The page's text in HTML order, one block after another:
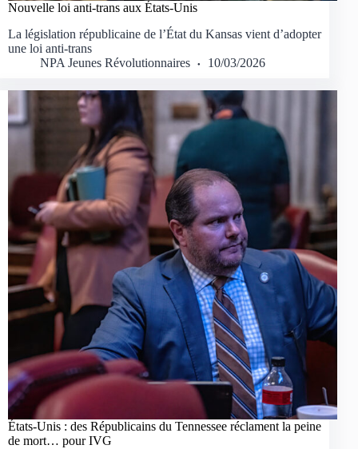
Nouvelle loi anti-trans aux États-Unis
La législation républicaine de l’État du Kansas vient d’adopter
une loi anti-trans
NPA Jeunes Révolutionnaires
10/03/2026
États-Unis : des Républicains du Tennessee réclament la peine
de mort… pour IVG